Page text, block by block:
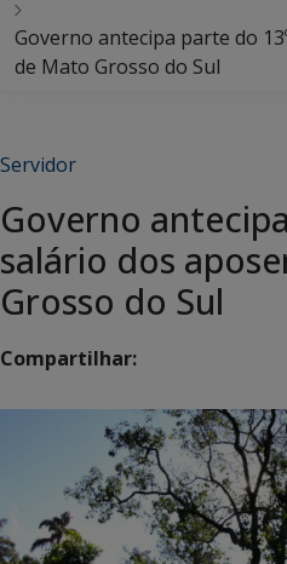
Governo antecipa parte do
de Mato Grosso do Sul
Servidor
Governo
salário dos
Grosso do Sul
Compartilhar: